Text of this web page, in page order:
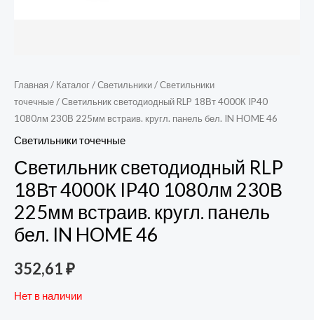
Главная / Каталог/Светильники/Светильники
точечные/ Светильник светодиодный RLP 18Вт 4000К IP40
1080лм 230В 225мм встраив. кругл. панель бел. IN HOME 46
Светильники точечные
Светильник светодиодный RLP
18Вт 4000К IP40 1080лм 230В
225мм встраив. кругл. панель
бел. IN HOME 46
352,61₽
Нет в наличии